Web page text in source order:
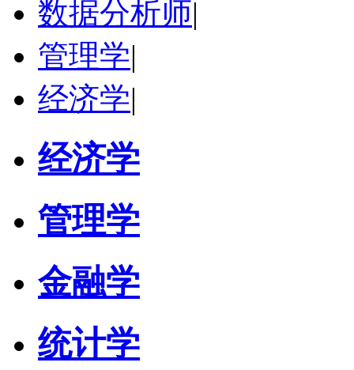
数据分析师|
管理学|
经济学|
经济学
管理学
金融学
统计学